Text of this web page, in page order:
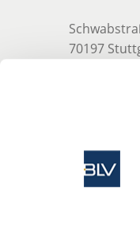
70197
E-Mail:
Web: